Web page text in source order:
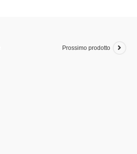
Prossimo prodotto